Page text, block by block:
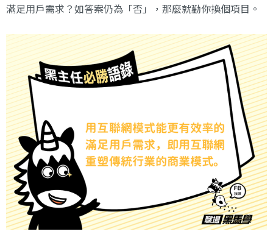
滿足用戶需求？如答案仍為「否」，那麼就勸你換個項目。